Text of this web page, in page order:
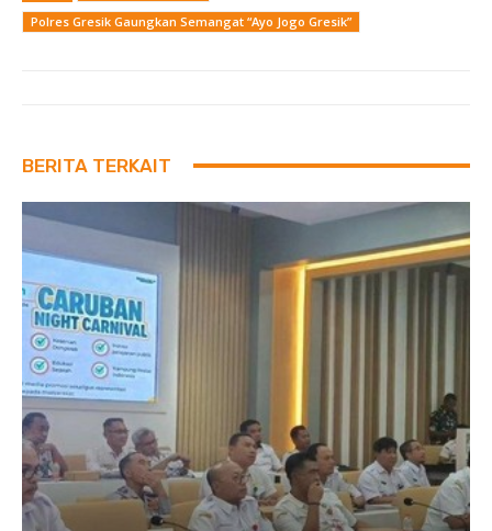
Polres Gresik Gaungkan Semangat “Ayo Jogo Gresik”
BERITA TERKAIT